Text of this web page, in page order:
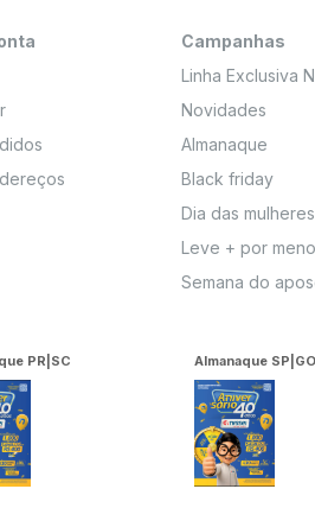
Campanhas
Linha Exclusiva
Novidades
Almanaque
Black friday
Dia das mulheres
Leve + por
Semana do
PR|SC Almanaque